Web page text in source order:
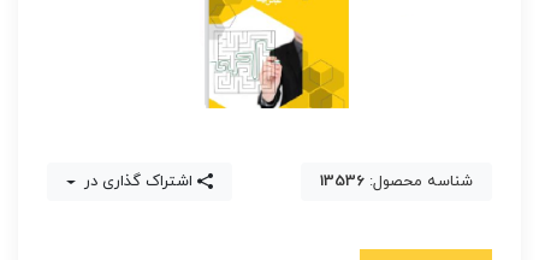
شناسه محصول: 13536 اشتراک گذاری در